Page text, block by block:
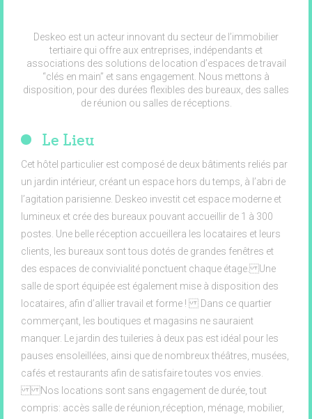
Deskeo est un acteur innovant du secteur de l’immobilier
tertiaire qui offre aux entreprises, indépendants et
associations des solutions de location d’espaces de travail
“clés en main” et sans engagement. Nous mettons à
disposition, pour des durées flexibles des bureaux, des salles
de réunion ou salles de réceptions.
Le Lieu
Cet hôtel particulier est composé de deux bâtiments reliés par
un jardin intérieur, créant un espace hors du temps, à l’abri de
l’agitation parisienne. Deskeo investit cet espace moderne et
lumineux et crée des bureaux pouvant accueillir de 1 à 300
postes. Une belle réception accueillera les locataires et leurs
clients, les bureaux sont tous dotés de grandes fenêtres et
des espaces de convivialité ponctuent chaque étage. Une
salle de sport équipée est également mise à disposition des
locataires, afin d’allier travail et forme ! Dans ce quartier
commerçant, les boutiques et magasins ne sauraient
manquer. Le jardin des tuileries à deux pas est idéal pour les
pauses ensoleillées, ainsi que de nombreux théâtres, musées,
cafés et restaurants afin de satisfaire toutes vos envies.
Nos locations sont sans engagement de durée, tout
compris: accès salle de réunion,réception, ménage, mobilier,